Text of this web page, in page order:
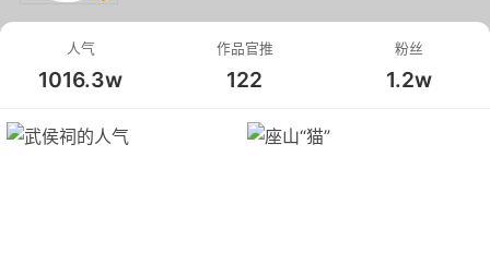
人气
1016.3w
作品官推
122
粉丝
1.2w